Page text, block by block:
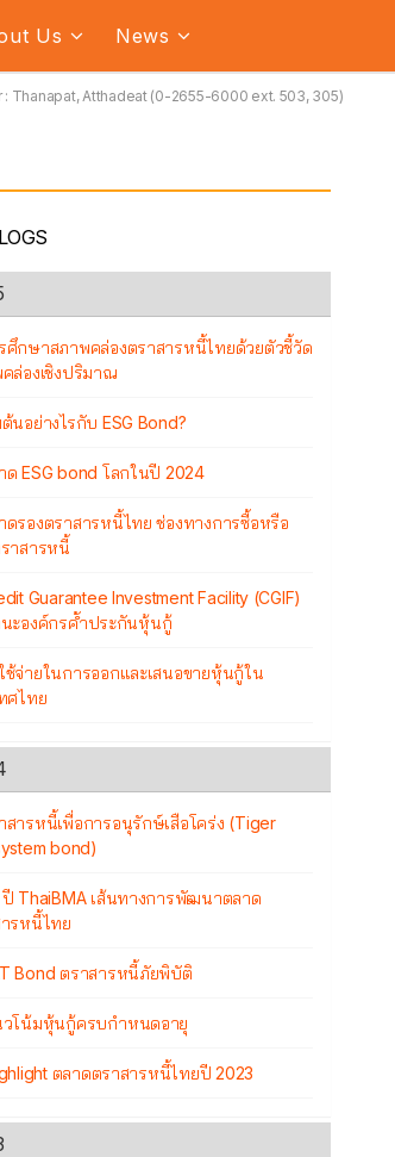
Us News
Thanapat, Atthadeat (0-2655-6000 ext. 503, 305)
ศึกษาสภาพคล่องตราสารหนี้ไทยด้วยตัวชี้วัด
ล่องเชิงปริมาณ
ต้นอย่างไรกับ ESG Bond?
ด ESG bond โลกในปี 2024
ดรองตราสารหนี้ไทย ช่องทางการซื้อหรือ
าสารหนี้
Guarantee Investment Facility (CGIF)
ะองค์กรค้ำประกันหุ้นกู้
ช้จ่ายในการออกและเสนอขายหุ้นกู้ใน
ศไทย
สารหนี้เพื่อการอนุรักษ์เสือโคร่ง (Tiger
bond)
ThaiBMA เส้นทางการพัฒนาตลาด
รหนี้ไทย
Bond ตราสารหนี้ภัยพิบัติ
วโน้มหุ้นกู้ครบกำหนดอายุ
ตลาดตราสารหนี้ไทยปี 2023